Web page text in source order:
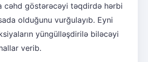
cəhd göstərəcəyi təqdirdə hərbi
olduğunu vurğulayıb. Eyni
yüngülləşdirilə biləcəyi
verib.